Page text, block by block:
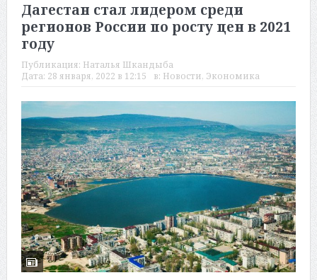
Дагестан стал лидером среди
регионов России по росту цен в 2021
году
Публикация: Наталья Шкандыба
Дата: 28 января, 2022 в 12:15 в: Новости, Экономика